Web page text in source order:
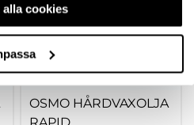
alla cookies
OSMO HÅRDVAXOLJA
RAPID